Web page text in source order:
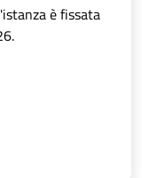
è fissata